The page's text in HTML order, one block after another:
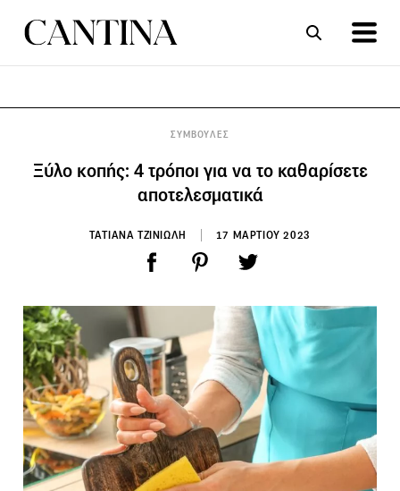
ΣΥΜΒΟΥΛΕΣ
Ξύλο κοπής: 4 τρόποι για να το καθαρίσετε
αποτελεσματικά
ΤΑΤΙΑΝΑ ΤΖΙΝΙΩΛΗ 17 ΜΑΡΤΙΟΥ 2023